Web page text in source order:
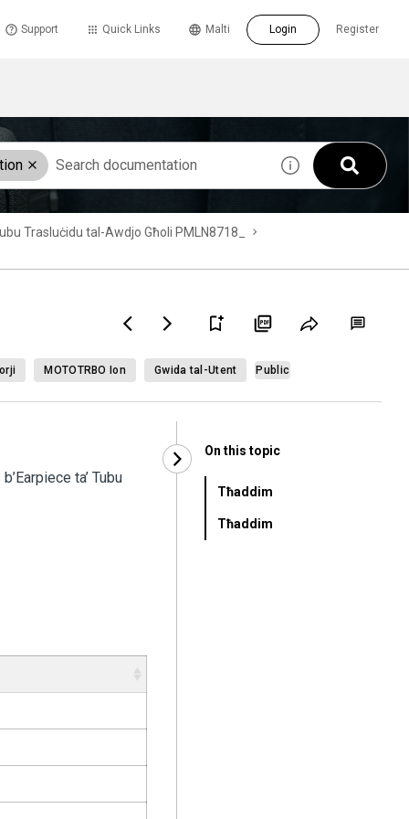
Support Quick Links Register
Malti Login
Trasluċidu tal-Awdjo Għoli PMLN8718_
MOTOTRBO Ion Gwida tal-Utent Public
ta’ Tubu
On this topic
Tħaddim
Tħaddim